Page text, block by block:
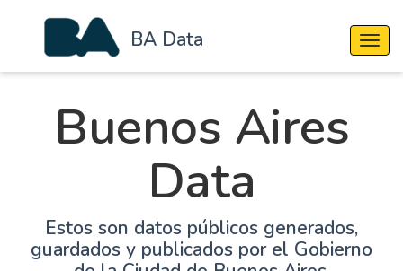
BA Data
Buenos Aires
Data
Estos son datos públicos generados,
guardados y publicados por el Gobierno